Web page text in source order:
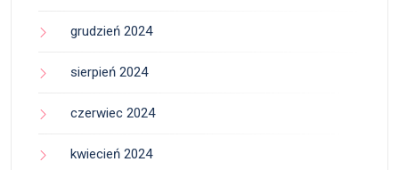
grudzień 2024
sierpień 2024
czerwiec 2024
kwiecień 2024